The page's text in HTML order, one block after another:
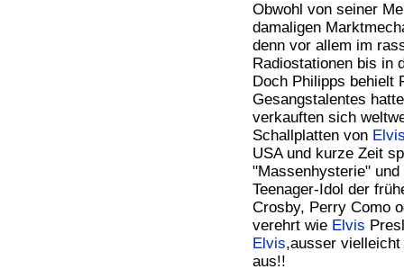
Obwohl von seiner
damaligen
denn vor allem im
Radiostationen bis in
Doch Philipps behielt
Gesangstalentes
verkauften sich
Schallplatten von
USA und kurze Zeit
"Massenhysterie"
Teenager-Idol der
Crosby, Perry Como
verehrt wie Elvis
Elvis,ausser
aus!!